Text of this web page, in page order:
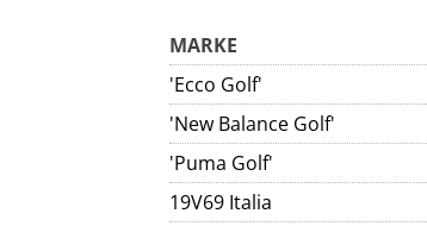
MARKE
'Ecco Golf'
'New Balance Golf'
'Puma Golf'
19V69 Italia